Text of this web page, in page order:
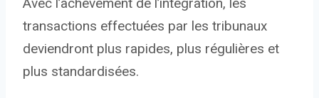
Avec l’achèvement de l’intégration, les
transactions effectuées par les tribunaux
deviendront plus rapides, plus régulières et
plus standardisées.